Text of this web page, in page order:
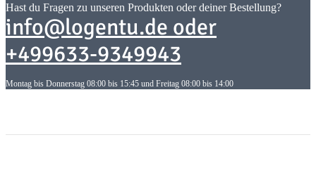
Hast du Fragen zu unseren Produkten oder deiner Bestellung?
info@logentu.de oder
+499633-9349943
Montag bis Donnerstag 08:00 bis 15:45 und Freitag 08:00 bis 14:00